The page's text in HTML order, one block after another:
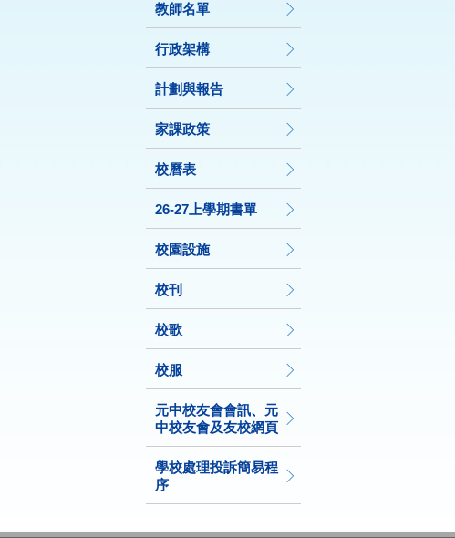
教師名單
行政架構
計劃與報告
家課政策
校曆表
26-27上學期書單
校園設施
校刊
校歌
校服
元中校友會會訊、元
中校友會及友校網頁
學校處理投訴簡易程
序